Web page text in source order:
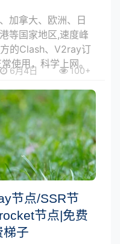
加拿大、欧洲、日
等国家地区,速度峰
的Clash、V2ray订
使用，科学上网。
6月4日 100+
节点/SSR节
节点|免费
梯子